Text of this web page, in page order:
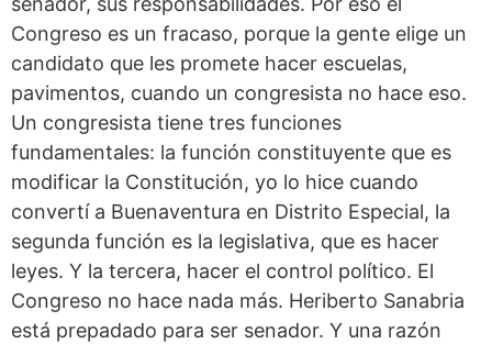
Congreso es un fracaso, porque la gente elige un
candidato que les promete hacer escuelas,
pavimentos, cuando un congresista no hace eso.
Un congresista tiene tres funciones
fundamentales: la función constituyente que es
modificar la Constitución, yo lo hice cuando
convertí a Buenaventura en Distrito Especial, la
segunda función es la legislativa, que es hacer
leyes. Y la tercera, hacer el control político. El
Congreso no hace nada más. Heriberto Sanabria
está prepadado para ser senador. Y una razón